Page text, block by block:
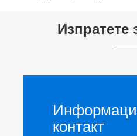
Изпратете
контакт